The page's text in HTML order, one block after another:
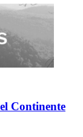
Continente